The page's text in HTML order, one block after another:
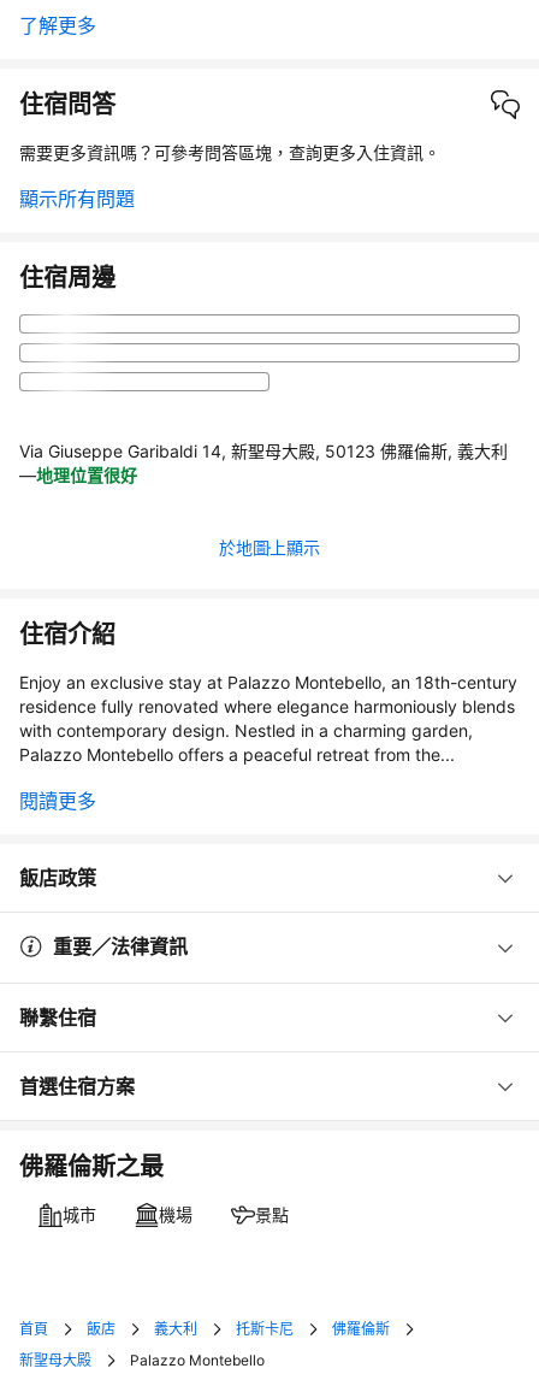
了解更多
住宿問答
需要更多資訊嗎？可參考問答區塊，查詢更多入住資訊。
顯示所有問題
住宿周邊
Via Giuseppe Garibaldi 14, 新聖母大殿, 50123 佛羅倫斯, 義大利
—地理位置很好
於地圖上顯示
住宿介紹
Enjoy an exclusive stay at Palazzo Montebello, an 18th-century
residence fully renovated where elegance harmoniously blends
with contemporary design. Nestled in a charming garden,
Palazzo Montebello offers a peaceful retreat from the...
閱讀更多
飯店政策
重要／法律資訊
聯繫住宿
首選住宿方案
佛羅倫斯之最
城市 機場 景點
首頁 飯店 義大利 托斯卡尼
佛羅倫斯
新聖母大殿
Palazzo Montebello